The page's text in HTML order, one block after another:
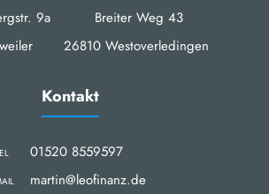
9a Breiter Weg 43
26810 Westoverledingen
Kontakt
01520 8559597
martin@leofinanz.de